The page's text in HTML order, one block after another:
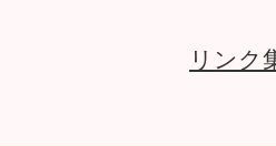
リンク